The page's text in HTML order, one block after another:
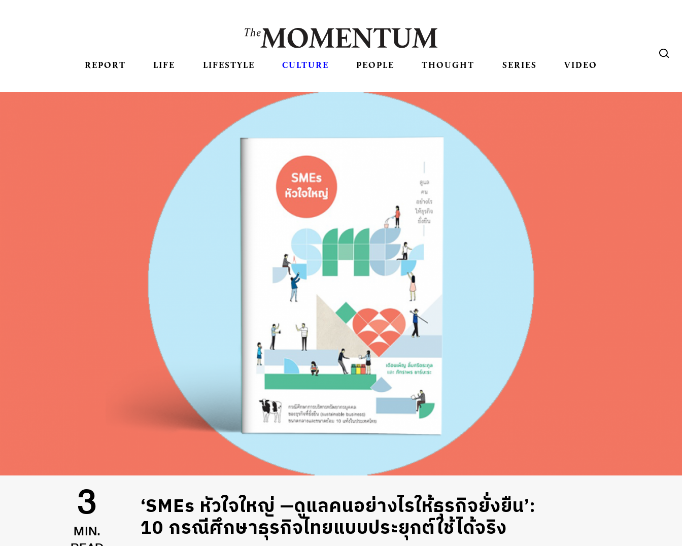
REPORT LIFE LIFESTYLE CULTURE PEOPLE THOUGHT SERIES VIDEO
3
MIN.
‘SMEs หัวใจใหญ่ —ดูแลคนอย่างไรให้ธุรกิจยั่งยืน’:
10 กรณีศึกษาธุรกิจไทยแบบประยุกต์ใช้ได้จริง